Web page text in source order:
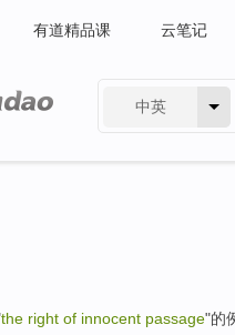
有道精品课 云笔记
中英
the right of innocent passage"的